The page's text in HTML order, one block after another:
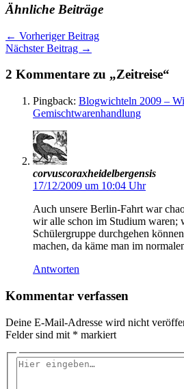
Ähnliche Beiträge
← Vorheriger Beitrag
Nächster Beitrag →
2 Kommentare zu „Zeitreise“
Pingback: Blogwichteln 2009 –
Gemischtwarenhandlung
corvuscoraxheidelbergensis
17/12/2009 um 10:04 Uhr
Auch unsere Berlin-Fahrt war
wir alle schon im Studium waren;
Schülergruppe durchgehen
machen, da käme man im
Antworten
Kommentar verfassen
Deine E-Mail-Adresse wird nicht
Felder sind mit * markiert
Hier